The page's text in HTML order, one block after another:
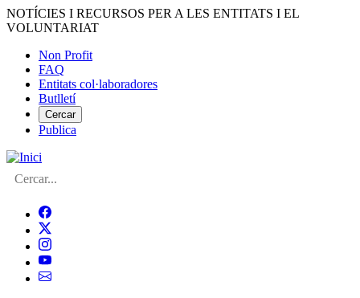
Vés
al
NOTÍCIES I RECURSOS PER A LES ENTITATS I EL
VOLUNTARIAT
Menú
del
compte
d'usuari
Non Profit
FAQ
Entitats col·laboradores
Butlletí
Cercar
Publica
Cerca